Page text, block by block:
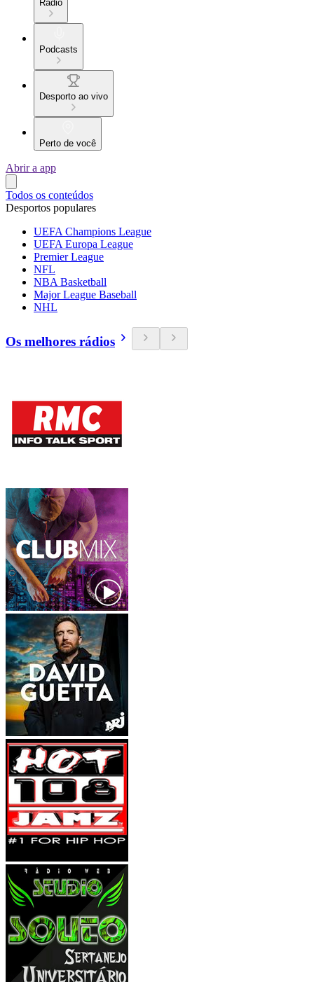
Rádio
Podcasts
Desporto ao vivo
Perto de você
Abrir a app
Todos os conteúdos
Desportos populares
UEFA Champions League
UEFA Europa League
Premier League
NFL
NBA Basketball
Major League Baseball
NHL
Os melhores rádios